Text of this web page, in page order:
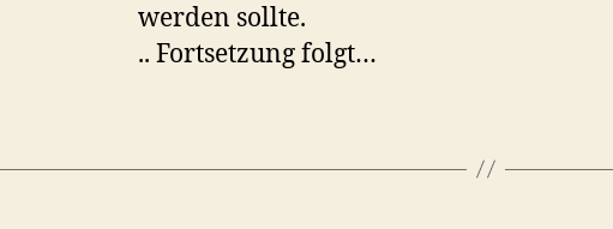
werden sollte.
.. Fortsetzung folgt…